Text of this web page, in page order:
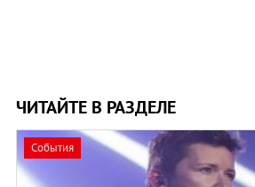
ЧИТАЙТЕ В РАЗДЕЛЕ
События